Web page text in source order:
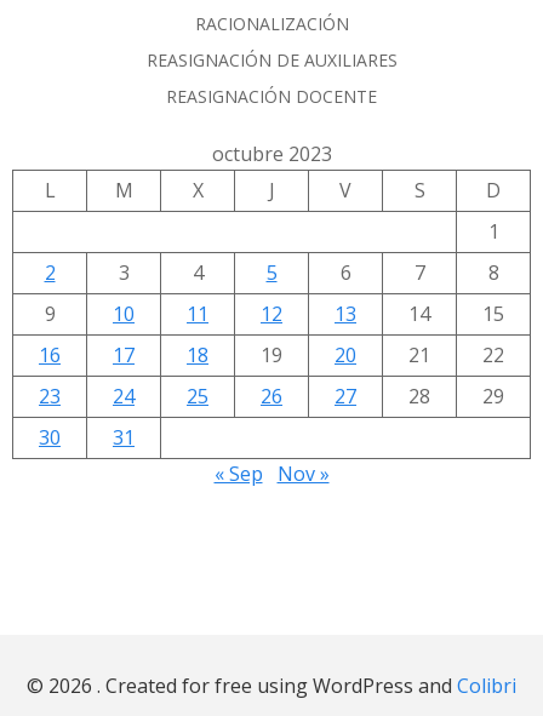
RACIONALIZACIÓN
REASIGNACIÓN DE AUXILIARES
REASIGNACIÓN DOCENTE
octubre 2023
L
M X J V S
D
1
2
3 4 5 6 7
8
9
10 11 12 13 14
15
16
17 18 19 20 21
22
23
24 25 26 27 28
29
30
31
« Sep
Nov »
© 2026 . Created for free using WordPress and Colibri